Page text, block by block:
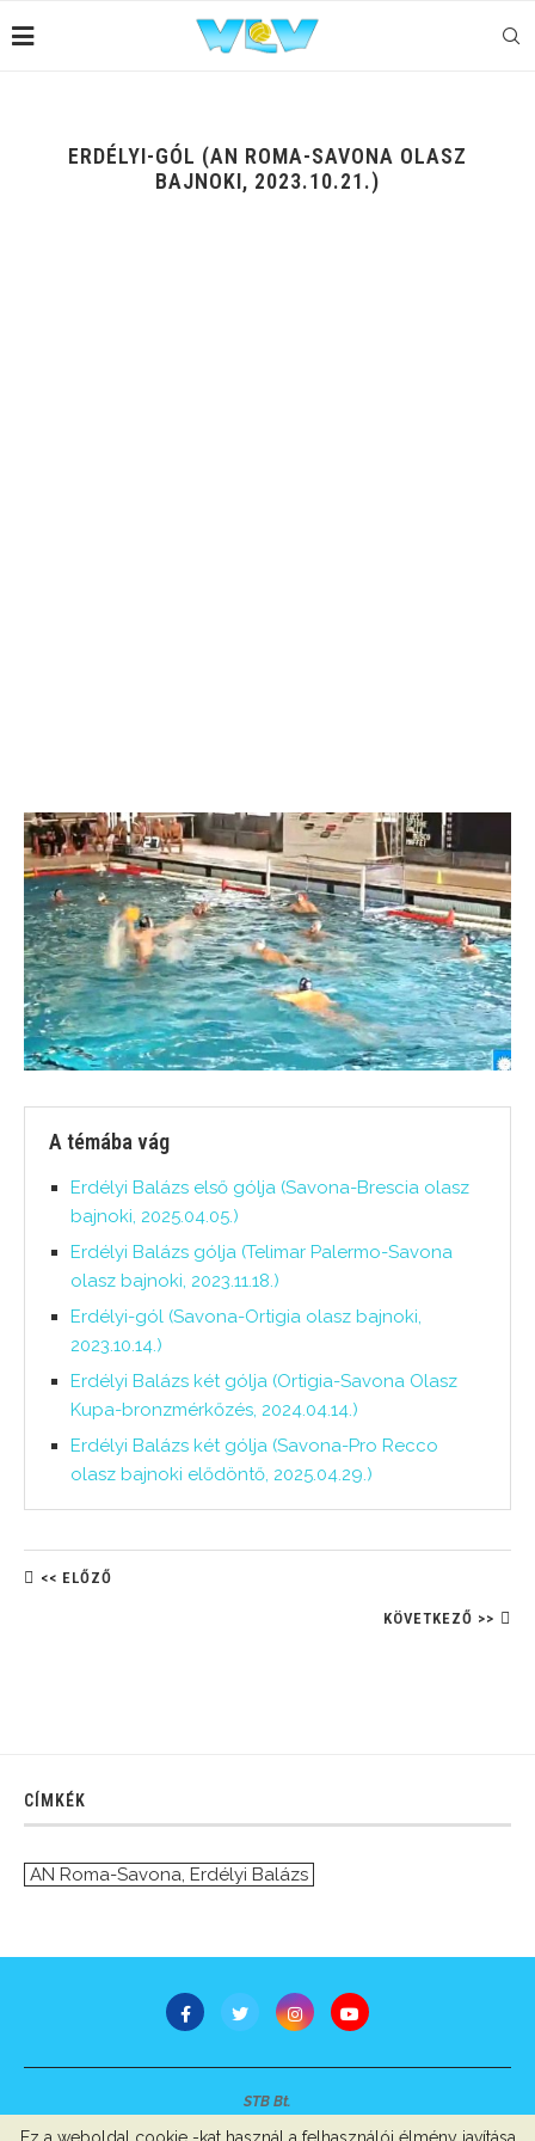
ERDÉLYI-GÓL (AN ROMA-SAVONA OLASZ
BAJNOKI, 2023.10.21.)
A témába vág
Erdélyi Balázs első gólja (Savona-Brescia olasz
bajnoki, 2025.04.05.)
Erdélyi Balázs gólja (Telimar Palermo-Savona
olasz bajnoki, 2023.11.18.)
Erdélyi-gól (Savona-Ortigia olasz bajnoki,
2023.10.14.)
Erdélyi Balázs két gólja (Ortigia-Savona Olasz
Kupa-bronzmérkőzés, 2024.04.14.)
Erdélyi Balázs két gólja (Savona-Pro Recco
olasz bajnoki elődöntő, 2025.04.29.)
<< ELŐZŐ
KÖVETKEZŐ >>
CÍMKÉK
AN Roma-Savona Erdélyi Balázs
STB Bt.
Minden jog fenntartva © 2007-2022